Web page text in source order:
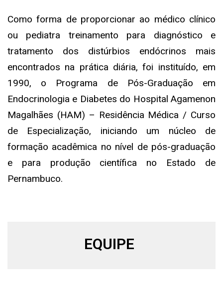
Como forma de proporcionar ao médico clínico
ou pediatra treinamento para diagnóstico e
tratamento dos distúrbios endócrinos mais
encontrados na prática diária, foi instituído, em
1990, o Programa de Pós-Graduação em
Endocrinologia e Diabetes do Hospital Agamenon
Magalhães (HAM) – Residência Médica / Curso
de Especialização, iniciando um núcleo de
formação acadêmica no nível de pós-graduação
e para produção científica no Estado de
Pernambuco.
EQUIPE